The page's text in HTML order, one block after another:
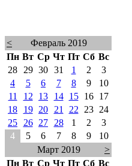
<
Февраль 2019
Пн Вт Ср Чт Пт Сб Вс
28
29 30 31 1 2
3
4
5 6 7 8 9
10
11
12 13 14 15 16
17
18
19 20 21 22 23
24
25
26 27 28 1 2
3
4
5 6 7 8 9
10
Март 2019
>
Пн Вт Ср Чт Пт Сб Вс